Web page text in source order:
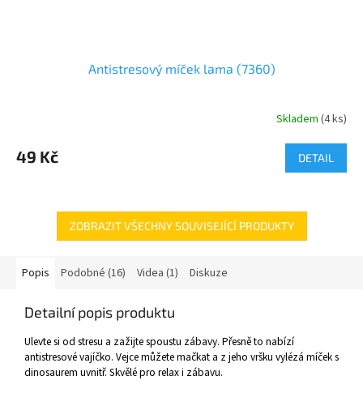
Antistresový míček lama (7360)
Skladem (4 ks)
49 Kč DETAIL
ZOBRAZIT VŠECHNY SOUVISEJÍCÍ PRODUKTY
Popis Podobné (16) Videa (1) Diskuze
Detailní popis produktu
Ulevte si od stresu a zažijte spoustu zábavy. Přesně to nabízí
antistresové vajíčko. Vejce můžete mačkat a z jeho vršku vylézá míček s
dinosaurem uvnitř. Skvělé pro relax i zábavu.